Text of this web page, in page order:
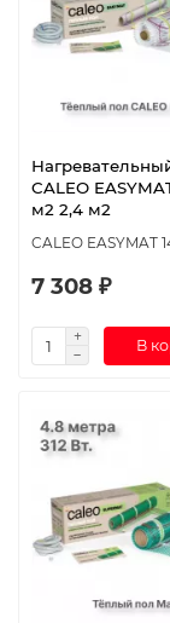
CALEO
м2 2,4 м2
CALEO EASYMAT
7 308 ₽
В